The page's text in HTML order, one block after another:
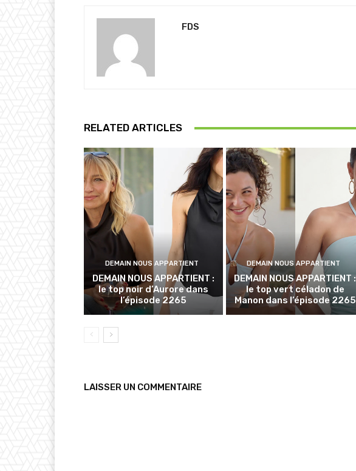
FDS
RELATED ARTICLES
DEMAIN NOUS APPARTIENT
DEMAIN NOUS APPARTIENT :
le top noir d’Aurore dans
l’épisode 2265
DEMAIN NOUS APPARTIENT
DEMAIN NOUS APPARTIENT :
le top vert céladon de
Manon dans l’épisode 2265
LAISSER UN COMMENTAIRE